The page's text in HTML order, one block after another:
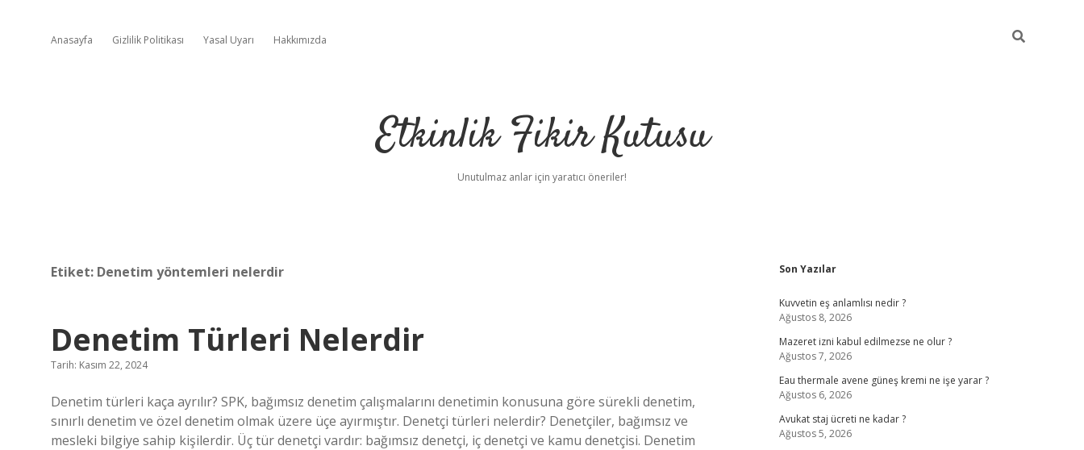
Anasayfa Gizlilik Politikası Yasal Uyarı Hakkımızda
Etkinlik Fikir Kutusu
Unutulmaz anlar için yaratıcı öneriler!
Etiket: Denetim yöntemleri nelerdir
Denetim Türleri Nelerdir
Tarih: Kasım 22, 2024
Denetim türleri kaça ayrılır? SPK, bağımsız denetim çalışmalarını denetimin konusuna göre sürekli denetim,
sınırlı denetim ve özel denetim olmak üzere üçe ayırmıştır. Denetçi türleri nelerdir? Denetçiler, bağımsız ve
mesleki bilgiye sahip kişilerdir. Üç tür denetçi vardır: bağımsız denetçi, iç denetçi ve kamu denetçisi. Denetim
Sidebar
Son Yazılar
Kuvvetin eş anlamlısı nedir ?
Ağustos 8, 2026
Mazeret izni kabul edilmezse ne olur ?
Ağustos 7, 2026
Eau thermale avene güneş kremi ne işe yarar ?
Ağustos 6, 2026
Avukat staj ücreti ne kadar ?
Ağustos 5, 2026